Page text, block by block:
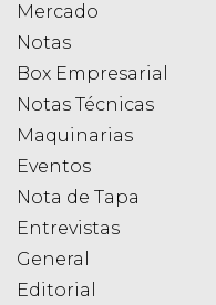
Mercado
Notas
Box Empresarial
Notas Técnicas
Maquinarias
Eventos
Nota de Tapa
Entrevistas
General
Editorial